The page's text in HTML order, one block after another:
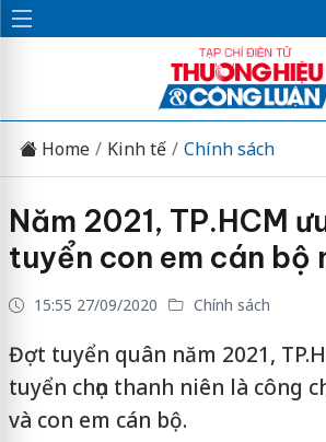
Home Kinh tế Chính sách
Năm 2021, TP.HCM
tuyển con em cán bộ
15:55 27/09/2020 Chính sách
Đợt tuyển quân năm 2021,
tuyển chọn thanh niên là công
và con em cán bộ.